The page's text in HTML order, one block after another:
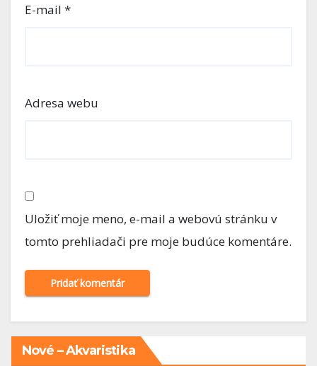
E-mail *
Adresa webu
Uložiť moje meno, e-mail a webovú stránku v
tomto prehliadači pre moje budúce komentáre.
Nové – Akvaristika